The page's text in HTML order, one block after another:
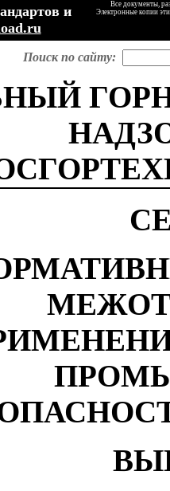
и
Все документы,
Электронные копии
Поиск по сайту: